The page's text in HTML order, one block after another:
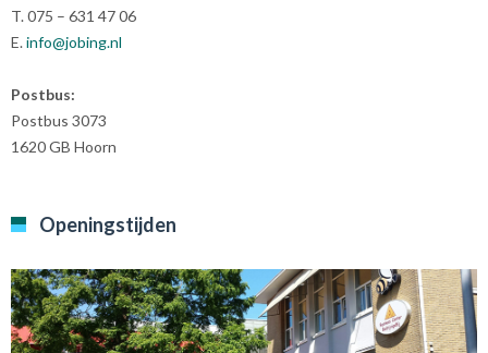
T. 075 – 631 47 06
E.info@jobing.nl
Postbus:
Postbus 3073
1620 GB Hoorn
Openingstijden